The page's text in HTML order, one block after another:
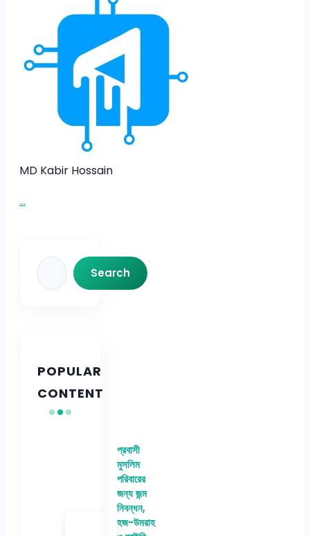
MD Kabir Hossain
...
Search
Search
POPULAR
CONTENT
প্রবাসী
মুসলিম
পরিবারের
জন্য জন্ম
নিবন্ধন,
হজ-উমরাহ